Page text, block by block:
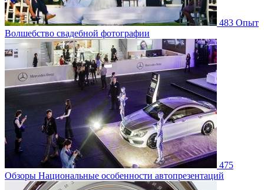
483 Опыт
Волшебство свадебной фотографии
475
Обзоры Национальные особенности автопрезентаций